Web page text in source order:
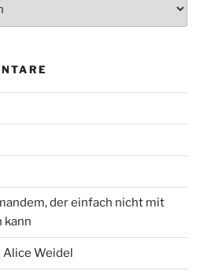
der einfach nicht mit
kann
Alice Weidel